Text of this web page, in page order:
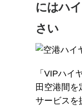
にはハ
さい
「VIPハイ
田空港間を
サービスを